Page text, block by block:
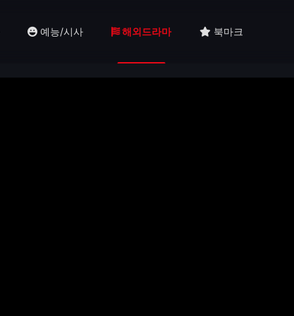
예능/시사 해외드라마 북마크